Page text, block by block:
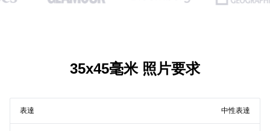
35x45毫米 照片要求
表達 中性表達